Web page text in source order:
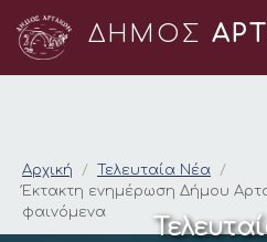
ΔΗΜΟΣ
Έκτακτη
Αρχική
Τελευταία Νέα
Έκτακτη ενημέρωση Δήμου
φαινόμενα